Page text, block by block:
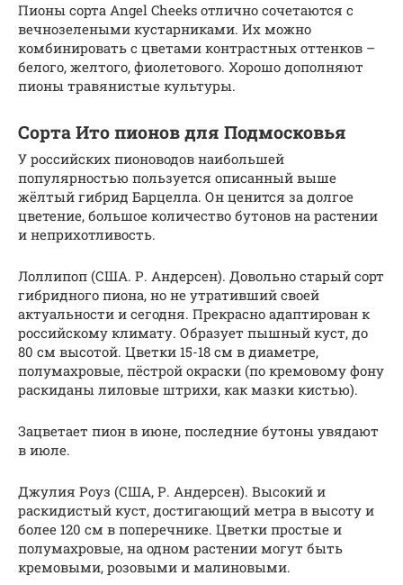
Пионы сорта Angel Cheeks отлично сочетаются с
вечнозелеными кустарниками. Их можно
комбинировать с цветами контрастных оттенков –
белого, желтого, фиолетового. Хорошо дополняют
пионы травянистые культуры.
Сорта Ито пионов для Подмосковья
У российских пионоводов наибольшей
популярностью пользуется описанный выше
жёлтый гибрид Барцелла. Он ценится за долгое
цветение, большое количество бутонов на растении
и неприхотливость.
Лоллипоп (США. Р. Андерсен). Довольно старый сорт
гибридного пиона, но не утративший своей
актуальности и сегодня. Прекрасно адаптирован к
российскому климату. Образует пышный куст, до
80 см высотой. Цветки 15-18 см в диаметре,
полумахровые, пёстрой окраски (по кремовому фону
раскиданы лиловые штрихи, как мазки кистью).
Зацветает пион в июне, последние бутоны увядают
в июле.
Джулия Роуз (США, Р. Андерсен). Высокий и
раскидистый куст, достигающий метра в высоту и
более 120 см в поперечнике. Цветки простые и
полумахровые, на одном растении могут быть
кремовыми, розовыми и малиновыми.